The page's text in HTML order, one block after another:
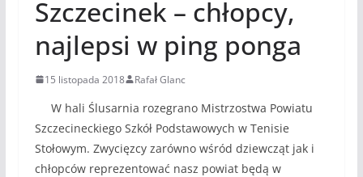
Szczecinek – chłopcy,
najlepsi w ping ponga
15 listopada 2018 Rafał Glanc
W hali Ślusarnia rozegrano Mistrzostwa Powiatu
Szczecineckiego Szkół Podstawowych w Tenisie
Stołowym. Zwycięzcy zarówno wśród dziewcząt jak i
chłopców reprezentować nasz powiat będą w